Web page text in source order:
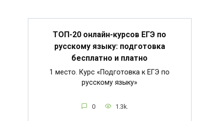
ТОП-20 онлайн-курсов ЕГЭ по
русскому языку: подготовка
бесплатно и платно
1 место. Курс «Подготовка к ЕГЭ по
русскому языку»
0 1.3k.